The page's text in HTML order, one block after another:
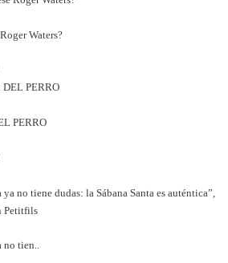
Waters?
PERRO
no tien..